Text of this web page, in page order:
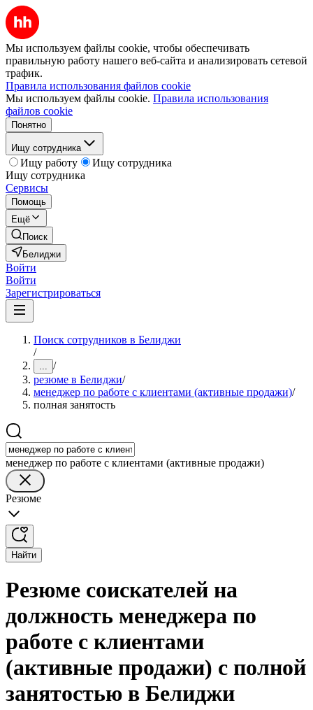
Мы используем файлы cookie, чтобы обеспечивать
правильную работу нашего веб-сайта и анализировать сетевой
трафик.
Правила использования файлов cookie
Мы используем файлы cookie. Правила использования
файлов cookie
Понятно
Ищу сотрудника
Ищу работу
Ищу сотрудника
Ищу сотрудника
Сервисы
Помощь
Ещё
Поиск
Белиджи
Войти
Войти
Зарегистрироваться
Поиск сотрудников в Белиджи
/
... /
резюме в Белиджи/
менеджер по работе с клиентами (активные продажи)/
полная занятость
менеджер по работе с клиентами (активные продажи)
Резюме
Найти
Резюме соискателей на
должность менеджера по
работе с клиентами
(активные продажи) с полной
занятостью в Белиджи